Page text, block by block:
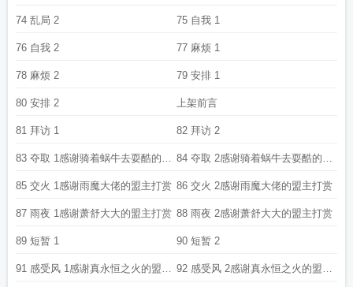
74 乱局 2 75 自我 1
76 自我 2 77 麻烦 1
78 麻烦 2 79 安排 1
80 安排 2 上架前言
81 拜访 1 82 拜访 2
83 夺取 1感谢骑着蜗牛去耍酷的盟
主打赏
84 夺取 2感谢骑着蜗牛去耍酷的盟
主打赏
85 交火 1感谢雨魔大佬的盟主打赏 86 交火 2感谢雨魔大佬的盟主打赏
87 雨夜 1感谢萧舒大大的盟主打赏 88 雨夜 2感谢萧舒大大的盟主打赏
89 短暂 1 90 短暂 2
91 感受风 1感谢真永恒之火的盟主 92 感受风 2感谢真永恒之火的盟主